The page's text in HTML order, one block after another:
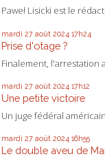
Paweł Lisicki est le
mardi 27 août 2024 17h24
Prise d'otage ?
Finalement, l'arrestation
mardi 27 août 2024 17h12
Une petite victoire
Un juge fédéral
mardi 27 août 2024 16h55
Le double aveu de